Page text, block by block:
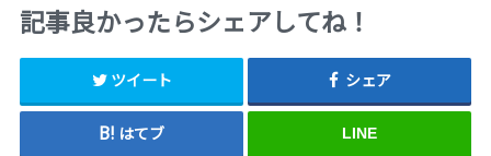
記事良かったらシェアしてね！
ツイート シェア
はてブ LINE